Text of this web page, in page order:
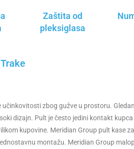
Zaštita od
pleksiglasa
zbog gužve u prostoru.
dizajn. Pult je često jedini kontakt
kupovine. Meridian Group pult kase
montažu. Meridian Group